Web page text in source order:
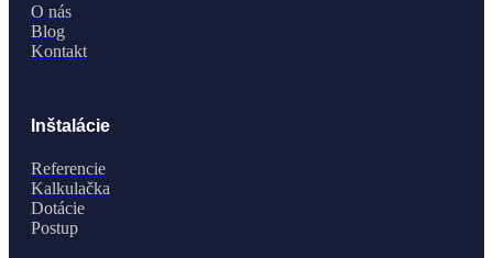
O nás
Blog
Kontakt
Inštalácie
Referencie
Kalkulačka
Dotácie
Postup